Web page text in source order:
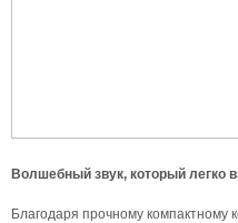
Волшебный звук, который легко
Благодаря прочному компактному